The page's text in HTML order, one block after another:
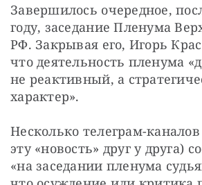
Завершилось очередное,
году, заседание Пленума
РФ. Закрывая его, Игорь
что деятельность пленума
не реактивный, а
характер».
Несколько телеграм-
эту «новость» друг у друга)
«на заседании пленума